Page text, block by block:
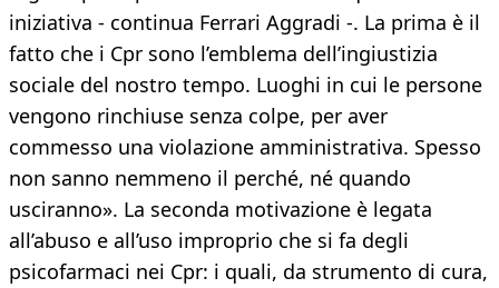
iniziativa - continua Ferrari Aggradi -. La prima è il
fatto che i Cpr sono l’emblema dell’ingiustizia
sociale del nostro tempo. Luoghi in cui le persone
vengono rinchiuse senza colpe, per aver
commesso una violazione amministrativa. Spesso
non sanno nemmeno il perché, né quando
usciranno». La seconda motivazione è legata
all’abuso e all’uso improprio che si fa degli
psicofarmaci nei Cpr: i quali, da strumento di cura,